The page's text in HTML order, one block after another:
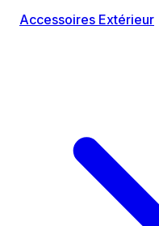
Accessoires Extérieur